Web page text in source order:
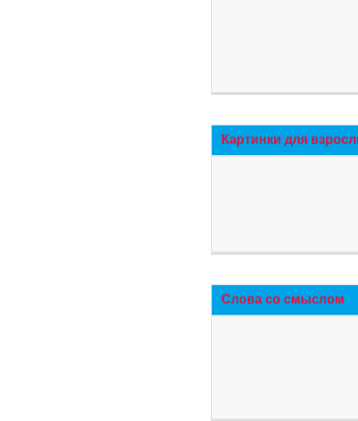
Картинки для
Слова со смыслом